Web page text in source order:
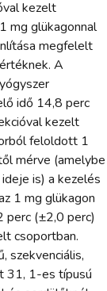
kezelt
mg glükagonnal
megfelelt
A
idő 14,8 perc
kezelt
feloldott 1
mérve (amelybe
is) a kezelés
1 mg glükagon
perc (±2,0 perc)
csoportban.
szekvenciális,
31, 1-es típusú